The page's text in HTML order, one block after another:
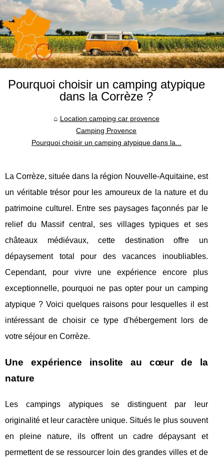
Pourquoi choisir un camping atypique
dans la Corrèze ?
Location camping car provence
Camping Provence
Pourquoi choisir un camping atypique dans la...
La Corrèze, située dans la région Nouvelle-Aquitaine, est
un véritable trésor pour les amoureux de la nature et du
patrimoine culturel. Entre ses paysages façonnés par le
relief du Massif central, ses villages typiques et ses
châteaux médiévaux, cette destination offre un
dépaysement total pour des vacances inoubliables.
Cependant, pour vivre une expérience encore plus
exceptionnelle, pourquoi ne pas opter pour un camping
atypique ? Voici quelques raisons pour lesquelles il est
intéressant de choisir ce type d'hébergement lors de
votre séjour en Corrèze.
Une expérience insolite au cœur de la
nature
Les campings atypiques se distinguent par leur
originalité et leur caractère unique. Situés le plus souvent
en pleine nature, ils offrent un cadre dépaysant et
permettent de se ressourcer loin des grandes villes et de